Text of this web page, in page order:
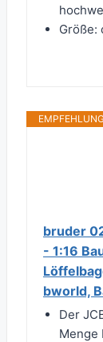
Größe:
bruder
- 1:16
bworld,
Der
Menge